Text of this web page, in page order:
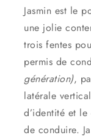
Jasmin est le
une jolie
trois fentes
permis de
génération),
latérale
d’identité et
de conduire.